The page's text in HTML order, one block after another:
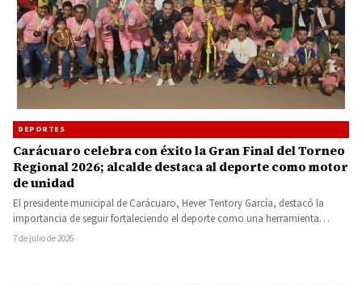
DEPORTES
Carácuaro celebra con éxito la Gran Final del Torneo
Regional 2026; alcalde destaca al deporte como motor
de unidad
El presidente municipal de Carácuaro, Hever Tentory García, destacó la
importancia de seguir fortaleciendo el deporte como una herramienta
para…
7 de julio de 2026